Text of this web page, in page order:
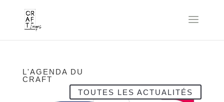
L'AGENDA DU
CRAFT
TOUTES LES ACTUALITÉS